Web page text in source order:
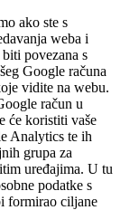
ako ste s
weba i
povezana s
Google računa
vidite na webu.
račun u
će koristiti vaše
Analytics te ih
grupa za
uređajima. U tu
podatke s
formirao ciljane